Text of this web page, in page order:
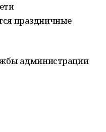
праздничные
администрации